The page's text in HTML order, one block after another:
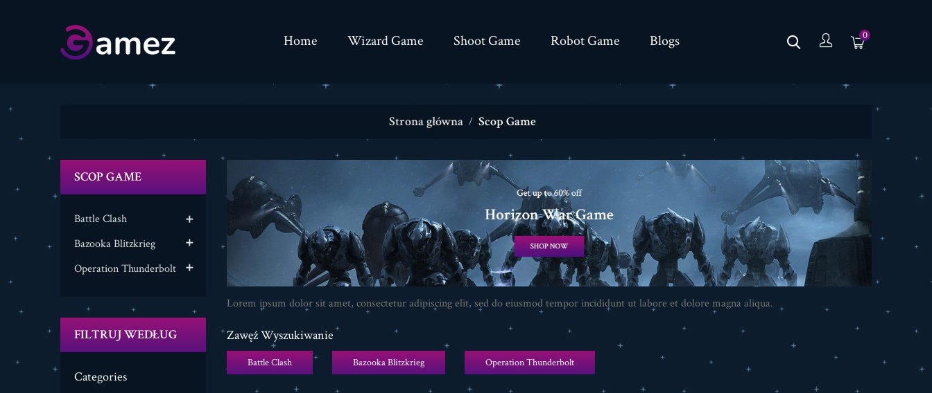
Home Wizard Game Shoot Game Robot Game Blogs 0
Strona główna Scop Game
SCOP GAME
Battle Clash 
Bazooka Blitzkrieg 
Operation Thunderbolt 
FILTRUJ WEDŁUG
Categories
Lorem ipsum dolor sit amet, consectetur adipiscing elit, sed do eiusmod tempor incididunt ut labore et dolore magna aliqua.
Zawęź Wyszukiwanie
Battle Clash Bazooka Blitzkrieg Operation Thunderbolt